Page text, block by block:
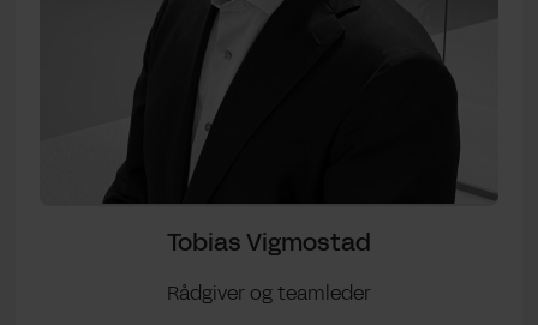
Tobias Vigmostad
Rådgiver og teamleder